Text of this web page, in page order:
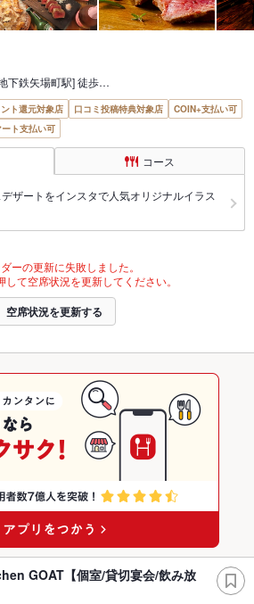
下鉄矢場町駅] 徒歩…
ト還元対象店 口コミ投稿特典対象店
COIN+支払い可
ート支払い可
コース
ザートをインスタで人気オリジナルイラス
ーの更新に失敗しました。
て空席状況を更新してください。
空席状況を更新する
GOAT【個室/貸切宴会/飲み放